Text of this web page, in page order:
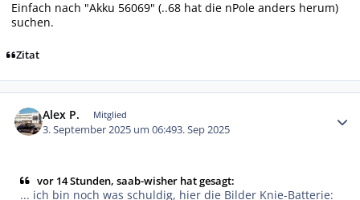
Einfach nach "Akku 56069" (..68 hat die nPole anders herum)
suchen.
Zitat
Alex P. Mitglied
3. September 2025 um 06:493. Sep 2025
vor 14 Stunden, saab-wisher hat gesagt:
... ich bin noch was schuldig, hier die Bilder Knie-Batterie: